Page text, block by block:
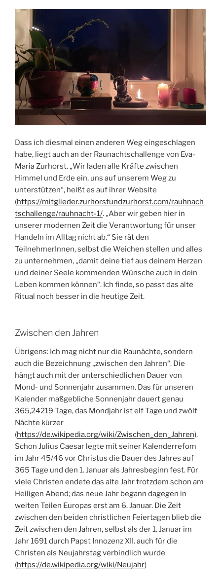
Dass ich diesmal einen anderen Weg eingeschlagen
habe, liegt auch an der Raunachtschallenge von Eva-
Maria Zurhorst. „Wir laden alle Kräfte zwischen
Himmel und Erde ein, uns auf unserem Weg zu
unterstützen“, heißt es auf ihrer Website
(https://mitglieder.zurhorstundzurhorst.com/rauhnach
tschallenge/rauhnacht-1/. „Aber wir geben hier in
unserer modernen Zeit die Verantwortung für unser
Handeln im Alltag nicht ab.“ Sie rät den
TeilnehmerInnen, selbst die Weichen stellen und alles
zu unternehmen, „damit deine tief aus deinem Herzen
und deiner Seele kommenden Wünsche auch in dein
Leben kommen können“. Ich finde, so passt das alte
Ritual noch besser in die heutige Zeit.
Zwischen den Jahren
Übrigens: Ich mag nicht nur die Raunächte, sondern
auch die Bezeichnung „zwischen den Jahren“. Die
hängt auch mit der unterschiedlichen Dauer von
Mond- und Sonnenjahr zusammen. Das für unseren
Kalender maßgebliche Sonnenjahr dauert genau
365,24219 Tage, das Mondjahr ist elf Tage und zwölf
Nächte kürzer
(https://de.wikipedia.org/wiki/Zwischen_den_Jahren).
Schon Julius Caesar legte mit seiner Kalenderrefom
im Jahr 45/46 vor Christus die Dauer des Jahres auf
365 Tage und den 1. Januar als Jahresbeginn fest. Für
viele Christen endete das alte Jahr trotzdem schon am
Heiligen Abend; das neue Jahr begann dagegen in
weiten Teilen Europas erst am 6. Januar. Die Zeit
zwischen den beiden christlichen Feiertagen blieb die
Zeit zwischen den Jahren, selbst als der 1. Januar im
Jahr 1691 durch Papst Innozenz XII. auch für die
Christen als Neujahrstag verbindlich wurde
(https://de.wikipedia.org/wiki/Neujahr)